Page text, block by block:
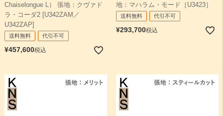
Chaiselongue L） 張地：クヴァド
ラ・コーダ2 [U342ZAM／
U342ZAP]
送料無料 代引不可
¥457,600税込
地：マハラム・モード［U3423］
送料無料 代引不可
¥293,700税込